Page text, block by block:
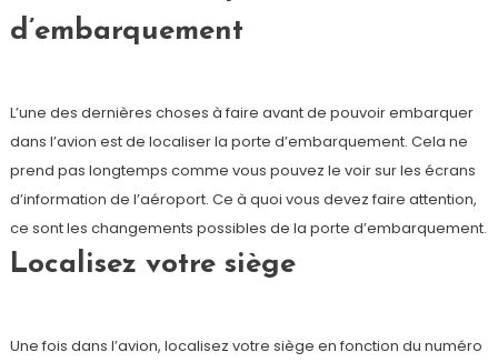
d’embarquement
L’une des dernières choses à faire avant de pouvoir embarquer
dans l’avion est de localiser la porte d’embarquement. Cela ne
prend pas longtemps comme vous pouvez le voir sur les écrans
d’information de l’aéroport. Ce à quoi vous devez faire attention,
ce sont les changements possibles de la porte d’embarquement.
Localisez votre siège
Une fois dans l’avion, localisez votre siège en fonction du numéro